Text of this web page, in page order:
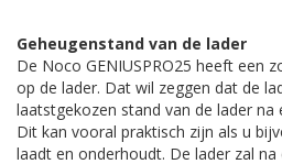
Geheugenstand van de lader
De Noco GENIUSPRO25 heeft een
op de lader. Dat wil zeggen dat de
laatstgekozen stand van de lader
Dit kan vooral praktisch zijn als u
laadt en onderhoudt. De lader zal